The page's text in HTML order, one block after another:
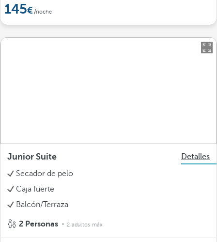
145 /noche
Junior Suite
Detalles
Secador de pelo
Caja fuerte
Balcón/Terraza
2 Personas 2 adultos máx.